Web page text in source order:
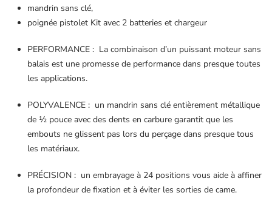
mandrin sans clé,
poignée pistolet Kit avec 2 batteries et chargeur
PERFORMANCE : La combinaison d’un puissant moteur sans
balais est une promesse de performance dans presque toutes
les applications.
POLYVALENCE : un mandrin sans clé entièrement métallique
de ½ pouce avec des dents en carbure garantit que les
embouts ne glissent pas lors du perçage dans presque tous
les matériaux.
PRÉCISION : un embrayage à 24 positions vous aide à affiner
la profondeur de fixation et à éviter les sorties de came.